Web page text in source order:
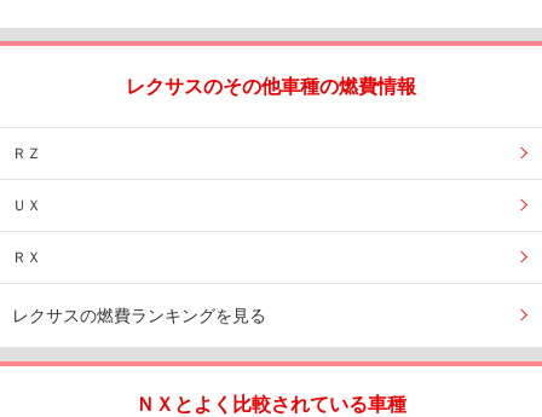
レクサスのその他車種の燃費情報
ＲＺ
ＵＸ
ＲＸ
レクサスの燃費ランキングを見る
ＮＸとよく比較されている車種